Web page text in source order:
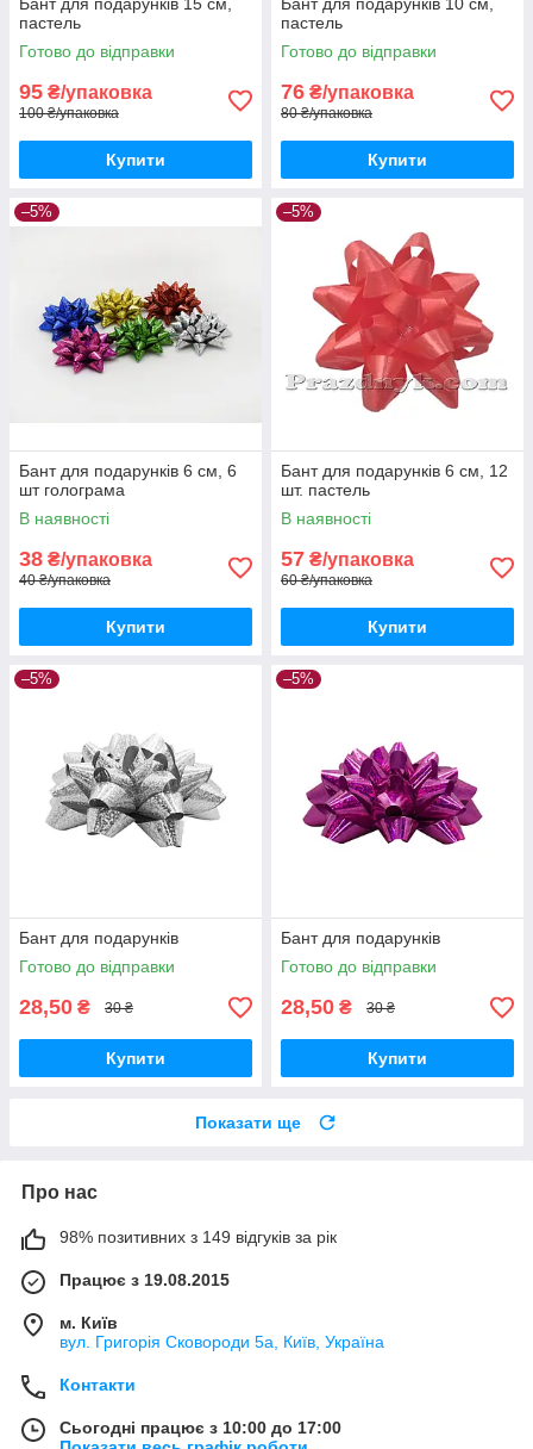
Бант для подарунків 15 см,
пастель
Готово до відправки
95 ₴/упаковка
100 ₴/упаковка
Купити
Бант для подарунків 10 см,
пастель
Готово до відправки
76 ₴/упаковка
80 ₴/упаковка
Купити
–5%
Бант для подарунків 6 см, 6
шт голограма
В наявності
38 ₴/упаковка
40 ₴/упаковка
Купити
–5%
Бант для подарунків 6 см, 12
шт. пастель
В наявності
57 ₴/упаковка
60 ₴/упаковка
Купити
–5%
Бант для подарунків
Готово до відправки
28,50 ₴ 30 ₴
Купити
–5%
Бант для подарунків
Готово до відправки
28,50 ₴ 30 ₴
Купити
Показати ще
Про нас
98% позитивних з 149 відгуків за рік
Працює з 19.08.2015
м. Київ
вул. Григорія Сковороди 5а, Київ, Україна
Контакти
Сьогодні працює з 10:00 до 17:00